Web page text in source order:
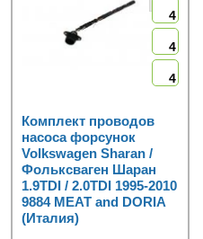
4
4
4
Комплект проводов
насоса форсунок
Volkswagen Sharan /
Фольксваген Шаран
1.9TDI / 2.0TDI 1995-2010
9884 MEAT and DORIA
(Италия)